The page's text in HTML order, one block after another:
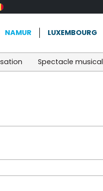
NAMUR LUXEMBOURG
Spectacle musical